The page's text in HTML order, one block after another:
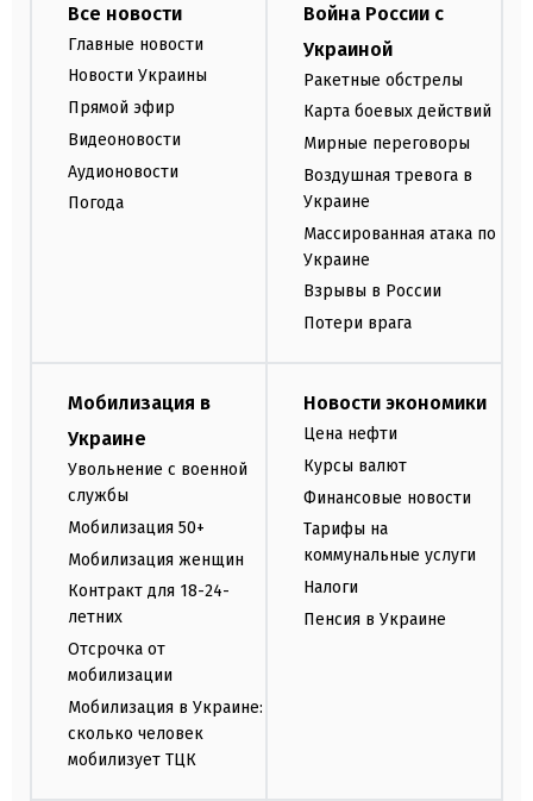
Все новости
Главные новости
Новости Украины
Прямой эфир
Видеоновости
Аудионовости
Погода
Война России с
Украиной
Ракетные обстрелы
Карта боевых действий
Мирные переговоры
Воздушная тревога в
Украине
Массированная атака по
Украине
Взрывы в России
Потери врага
Мобилизация в
Украине
Увольнение с военной
службы
Мобилизация 50+
Мобилизация женщин
Контракт для 18-24-
летних
Отсрочка от
мобилизации
Мобилизация в Украине:
сколько человек
мобилизует ТЦК
Новости экономики
Цена нефти
Курсы валют
Финансовые новости
Тарифы на
коммунальные услуги
Налоги
Пенсия в Украине